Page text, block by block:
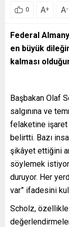
0 A+ A-
Federal
en büyük
kalması
Başbakan Olaf
salgınına ve
felaketine işaret
belirtti. Bazı
şikâyet ettiğini
söylemek
duruyor. Her
var” ifadesini
Scholz,